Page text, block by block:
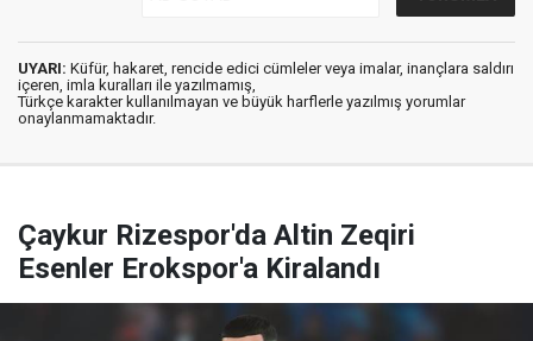
UYARI: Küfür, hakaret, rencide edici cümleler veya imalar, inançlara saldırı
içeren, imla kuralları ile yazılmamış,
Türkçe karakter kullanılmayan ve büyük harflerle yazılmış yorumlar
onaylanmamaktadır.
Çaykur Rizespor'da Altin Zeqiri
Esenler Erokspor'a Kiralandı